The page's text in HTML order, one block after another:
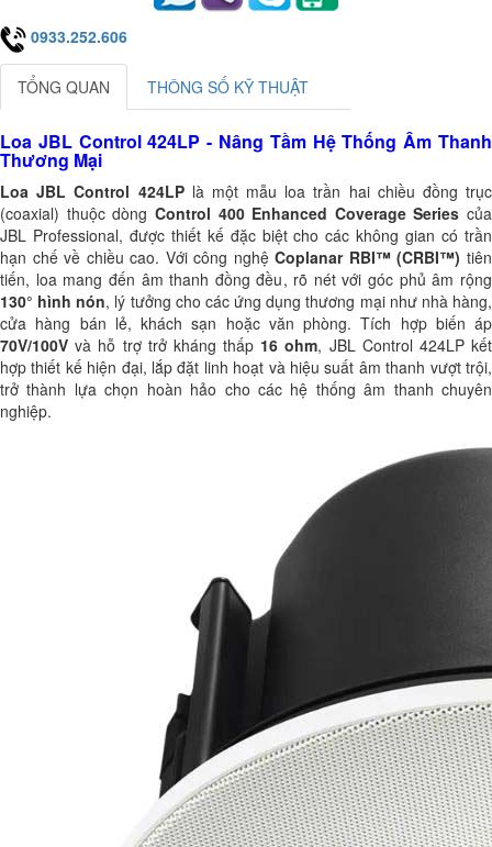
0933.252.606
TỔNG QUAN THÔNG SỐ KỸ THUẬT
Loa JBL Control 424LP - Nâng Tầm Hệ Thống Âm Thanh
Thương Mại
Loa JBL Control 424LPlà một mẫu loa trần hai chiều đồng trục
(coaxial) thuộc dòng Control 400 Enhanced Coverage Series của
JBL Professional, được thiết kế đặc biệt cho các không gian có trần
hạn chế về chiều cao. Với công nghệCoplanar RBI™ (CRBI™) tiên
tiến, loa mang đến âm thanh đồng đều, rõ nét với góc phủ âm rộng
130° hình nón, lý tưởng cho các ứng dụng thương mại như nhà hàng,
cửa hàng bán lẻ, khách sạn hoặc văn phòng. Tích hợp biến áp
70V/100V và hỗ trợ trở kháng thấp 16 ohm, JBL Control 424LP kết
hợp thiết kế hiện đại, lắp đặt linh hoạt và hiệu suất âm thanh vượt trội,
trở thành lựa chọn hoàn hảo cho các hệ thống âm thanh chuyên
nghiệp.